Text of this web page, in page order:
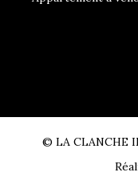
© LA CLANCHE